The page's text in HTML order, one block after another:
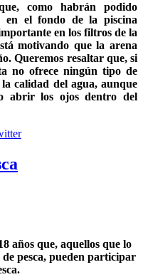
como habrán podido
en el fondo de la piscina
en los filtros de la
motivando que la arena
Queremos resaltar que, si
no ofrece ningún tipo de
calidad del agua, aunque
abrir los ojos dentro del
años que, aquellos que lo
pesca, pueden participar